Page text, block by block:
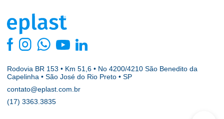
Rodovia BR 153 • Km 51,6 • No 4200/4210 São Benedito da
Capelinha • São José do Rio Preto • SP
contato@eplast.com.br
(17) 3363.3835